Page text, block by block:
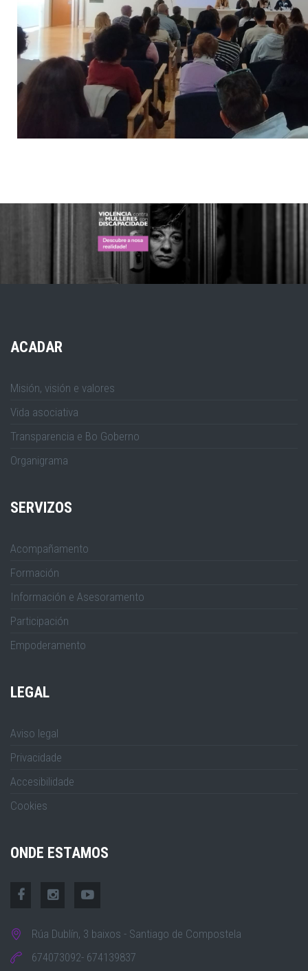
ACADAR
Misión, visión e valores
Vida asociativa
Transparencia e Bo Goberno
Organigrama
SERVIZOS
Acompañamento
Formación
Información e Asesoramento
Participación
Empoderamento
LEGAL
Aviso legal
Privacidade
Accesibilidade
Cookies
ONDE ESTAMOS
Rúa Dublín, 3 baixos - Santiago de Compostela
674073092- 674139837